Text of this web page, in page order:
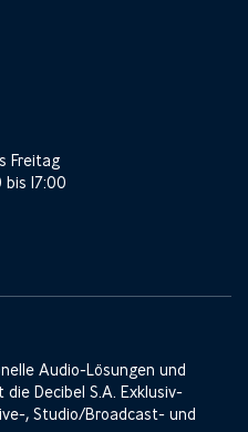
Freitag
17:00
Audio-Lösungen und
Decibel S.A. Exklusiv-
, Studio/Broadcast- und